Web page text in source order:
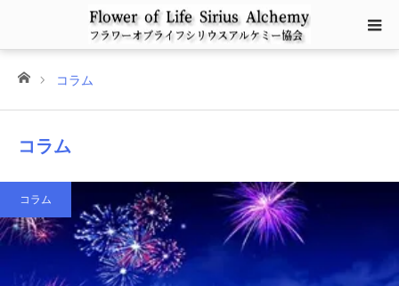
ホームコラム
コラム
コラム